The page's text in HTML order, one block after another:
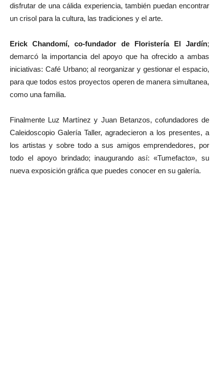
disfrutar de una cálida experiencia, también puedan encontrar
un crisol para la cultura, las tradiciones y el arte.
Erick Chandomí, co-fundador de Floristería El Jardín;
demarcó la importancia del apoyo que ha ofrecido a ambas
iniciativas: Café Urbano; al reorganizar y gestionar el espacio,
para que todos estos proyectos operen de manera simultanea,
como una familia.
Finalmente Luz Martínez y Juan Betanzos, cofundadores de
Caleidoscopio Galería Taller, agradecieron a los presentes, a
los artistas y sobre todo a sus amigos emprendedores, por
todo el apoyo brindado; inaugurando así: «Tumefacto», su
nueva exposición gráfica que puedes conocer en su galería.